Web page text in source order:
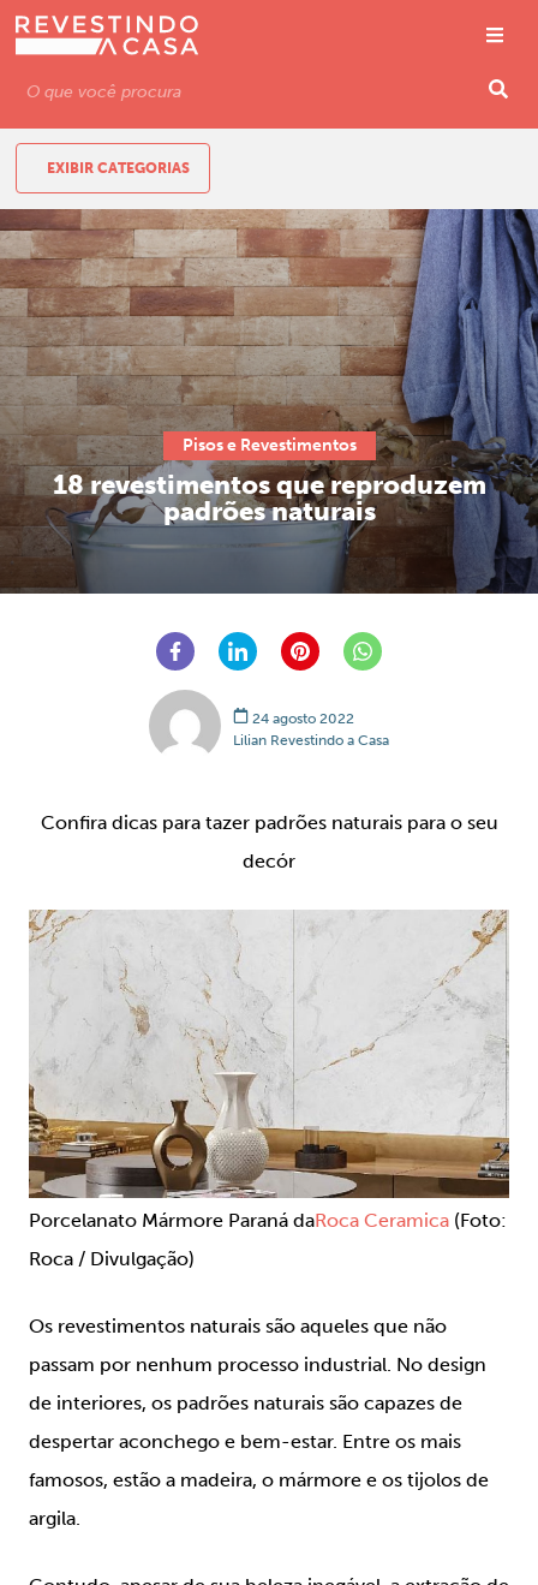
EXIBIR CATEGORIAS
Pisos e Revestimentos
18 revestimentos que reproduzem
padrões naturais
24 agosto 2022
Lilian Revestindo a Casa
Confira dicas para tazer padrões naturais para o seu
decór
Porcelanato Mármore Paraná daRoca Ceramica (Foto:
Roca / Divulgação)
Os revestimentos naturais são aqueles que não
passam por nenhum processo industrial. No design
de interiores, os padrões naturais são capazes de
despertar aconchego e bem-estar. Entre os mais
famosos, estão a madeira, o mármore e os tijolos de
argila.